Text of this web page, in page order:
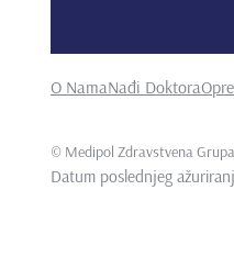
O NamaNađi Doktora
© Medipol Zdravstvena
Datum poslednjeg